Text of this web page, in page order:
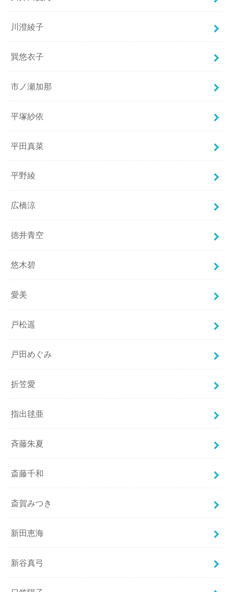
川澄綾子
巽悠衣子
市ノ瀬加那
平塚紗依
平田真菜
平野綾
広橋涼
徳井青空
悠木碧
愛美
戸松遥
戸田めぐみ
折笠愛
指出毬亜
斉藤朱夏
斎藤千和
斎賀みつき
新田恵海
新谷真弓